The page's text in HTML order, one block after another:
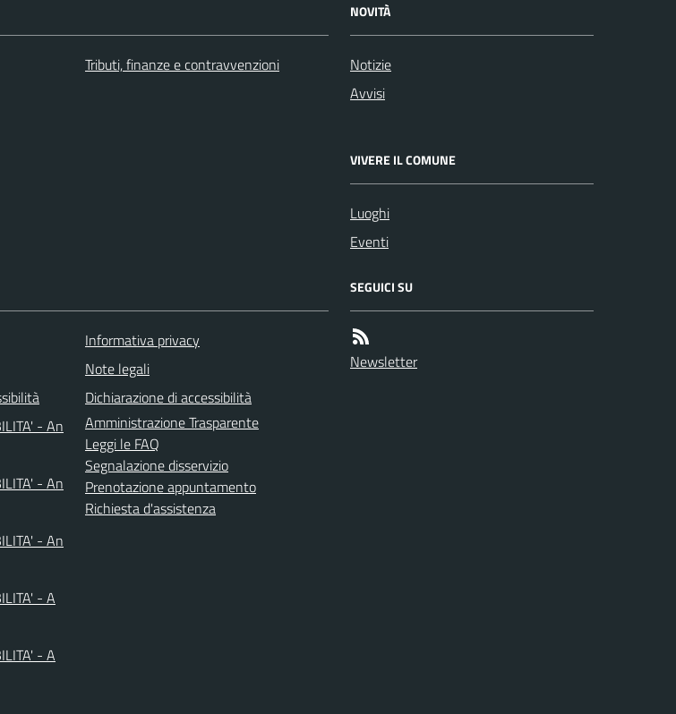
Tributi, finanze e contravvenzioni
NOVITÀ
Notizie
Avvisi
VIVERE IL COMUNE
Luoghi
Eventi
- An
- An
- An
- A
- A
Informativa privacy
Note legali
Dichiarazione di accessibilità
Amministrazione Trasparente
Leggi le FAQ
Segnalazione disservizio
Prenotazione appuntamento
Richiesta d'assistenza
SEGUICI SU
Newsletter